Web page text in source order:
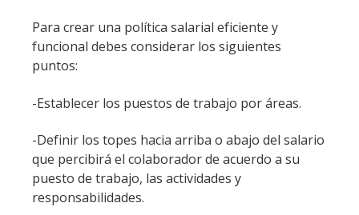
Para crear una política salarial eficiente y
funcional debes considerar los siguientes
puntos:
-Establecer los puestos de trabajo por áreas.
-Definir los topes hacia arriba o abajo del salario
que percibirá el colaborador de acuerdo a su
puesto de trabajo, las actividades y
responsabilidades.